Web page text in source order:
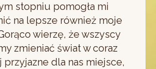
stopniu pomogła mi
na lepsze również moje
wierzę, że wszyscy
zmieniać świat w coraz
przyjazne dla nas miejsce,